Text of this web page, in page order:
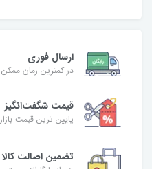
ارسال فوری
در کمترین زمان ممکن
قیمت شگفت‌انگیز
پایین ترین قیمت بازار
تضمین اصالت کالا